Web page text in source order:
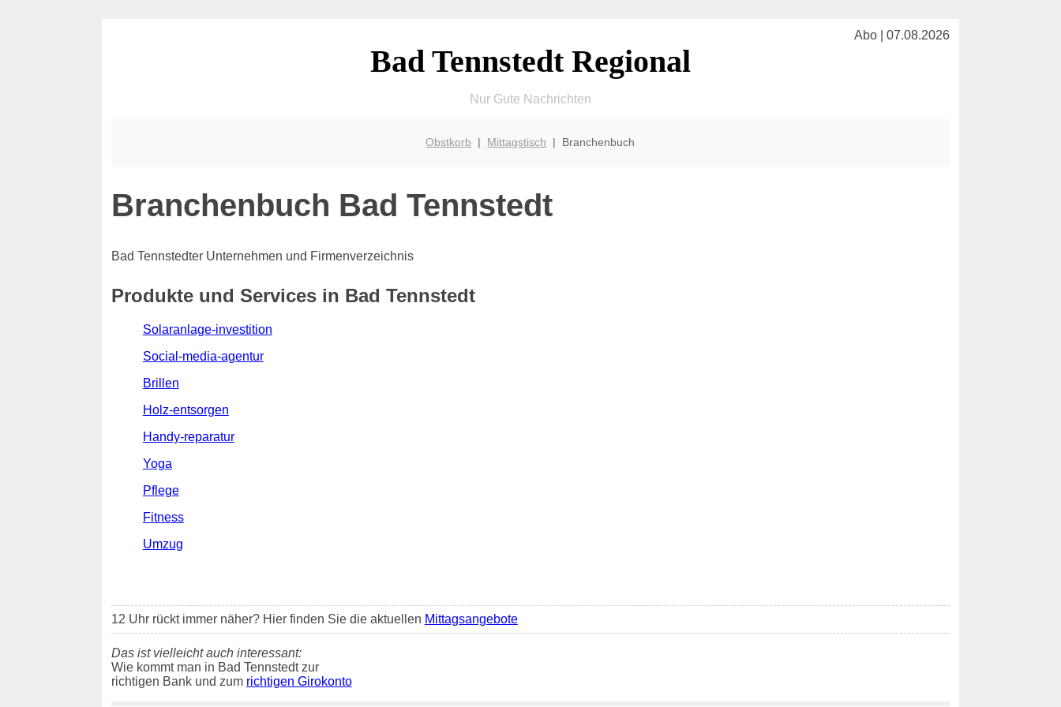
Abo | 07.08.2026
Bad Tennstedt Regional
Nur Gute Nachrichten
Obstkorb | Mittagstisch | Branchenbuch
Branchenbuch Bad Tennstedt
Bad Tennstedter Unternehmen und Firmenverzeichnis
Produkte und Services in Bad Tennstedt
Solaranlage-investition
Social-media-agentur
Brillen
Holz-entsorgen
Handy-reparatur
Yoga
Pflege
Fitness
Umzug
12 Uhr rückt immer näher? Hier finden Sie die aktuellen Mittagsangebote
Das ist vielleicht auch interessant:
Wie kommt man in Bad Tennstedt zur
richtigen Bank und zum richtigen Girokonto